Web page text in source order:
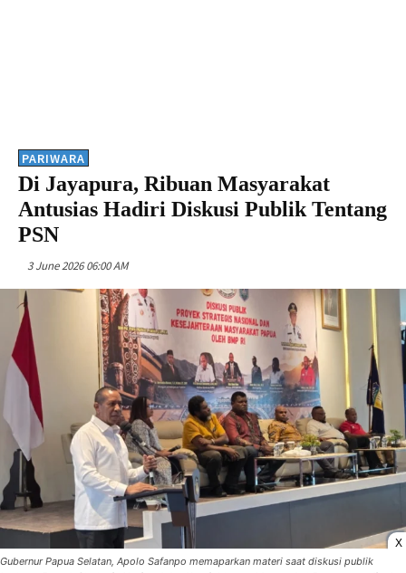
PARIWARA
Di Jayapura, Ribuan Masyarakat
Antusias Hadiri Diskusi Publik Tentang
PSN
3 June 2026 06:00 AM
X
Gubernur Papua Selatan, Apolo Safanpo memaparkan materi saat diskusi publik